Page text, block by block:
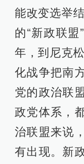
能改变选举
的“新政联
年，到尼克
化战争把南
党的政治联
政党体系，
治联盟来说
有出现。新